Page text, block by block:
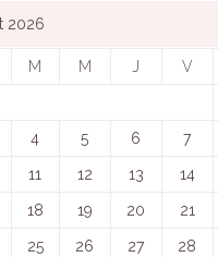
2026
M M J V
4 5 6 7
11 12 13 14
18 19 20 21
25 26 27 28